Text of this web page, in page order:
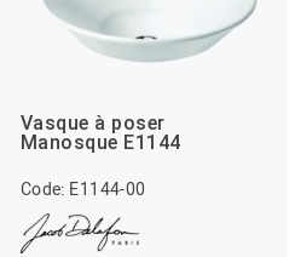
Vasque à poser
Manosque E1144
Code: E1144-00